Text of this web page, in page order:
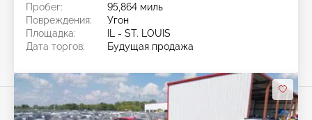
Пробег:
95,864 миль
Повреждения:
Угон
Площадка:
IL - ST. LOUIS
Дата торгов:
Будущая продажа